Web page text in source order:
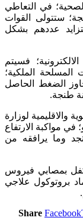
في التعاطي
ستتولى القوات
عددهم بشكل
وبحسب معطيات توفرت لجريدة طنجة 24 الالكترونية؛ فسيتم
القوات المسلحة الملكية؛
الضغط الحاصل
طنجة.
والاقليمية لوزارة
في مواكبة الارتفاع
وما يرافقه من
بمصابي فيروس
بروتوكول علاجي
Share Facebook